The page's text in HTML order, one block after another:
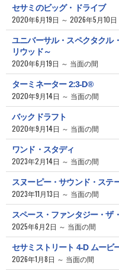
セサミのビッグ・ドライブ
2020年6月19日 ～ 2026年5月10日
ユニバーサル・スペクタクル
リウッド～
2020年6月19日 ～ 当面の間
ターミネーター 2:3-D®
2020年9月14日 ～ 当面の間
バックドラフト
2020年9月14日 ～ 当面の間
ワンド・スタディ
2023年2月14日 ～ 当面の間
スヌーピー・サウンド・ス
2023年11月13日 ～ 当面の間
スペース・ファンタジー・ザ
2025年6月2日 ～ 当面の間
セサミストリート 4-D ムービ
2026年1月8日 ～ 当面の間